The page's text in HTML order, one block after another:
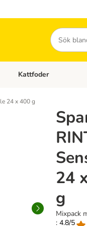
Sök
Open category menu:
Kattfoder
24 x 400 g
24
g
Mixpack
: 4.8/5